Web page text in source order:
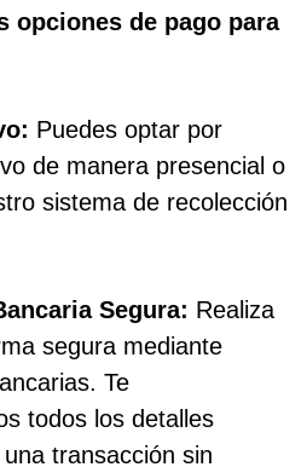
opciones de pago para
Puedes optar por
de manera presencial o
sistema de recolección
Segura: Realiza
segura mediante
Te
todos los detalles
transacción sin